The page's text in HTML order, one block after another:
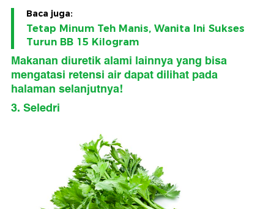
Baca juga:
Tetap Minum Teh Manis, Wanita Ini Sukses
Turun BB 15 Kilogram
Makanan diuretik alami lainnya yang bisa
mengatasi retensi air dapat dilihat pada
halaman selanjutnya!
3. Seledri